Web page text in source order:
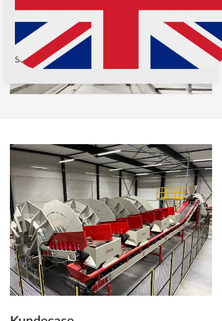
We've curated special content based on your location.
Switch Stay here
See other countries